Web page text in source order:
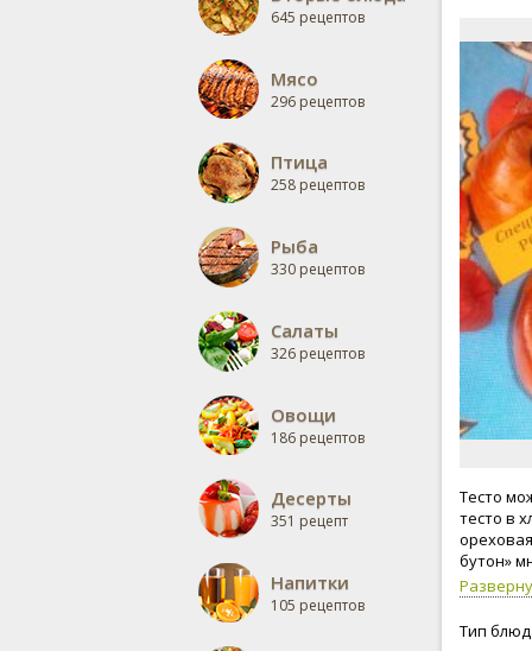
645 рецептов
Мясо
296 рецептов
Птица
258 рецептов
Рыба
330 рецептов
Салаты
326 рецептов
Овощи
186 рецептов
Десерты
351 рецепт
Напитки
105 рецептов
Тесто
тесто в
бутон»
Тип